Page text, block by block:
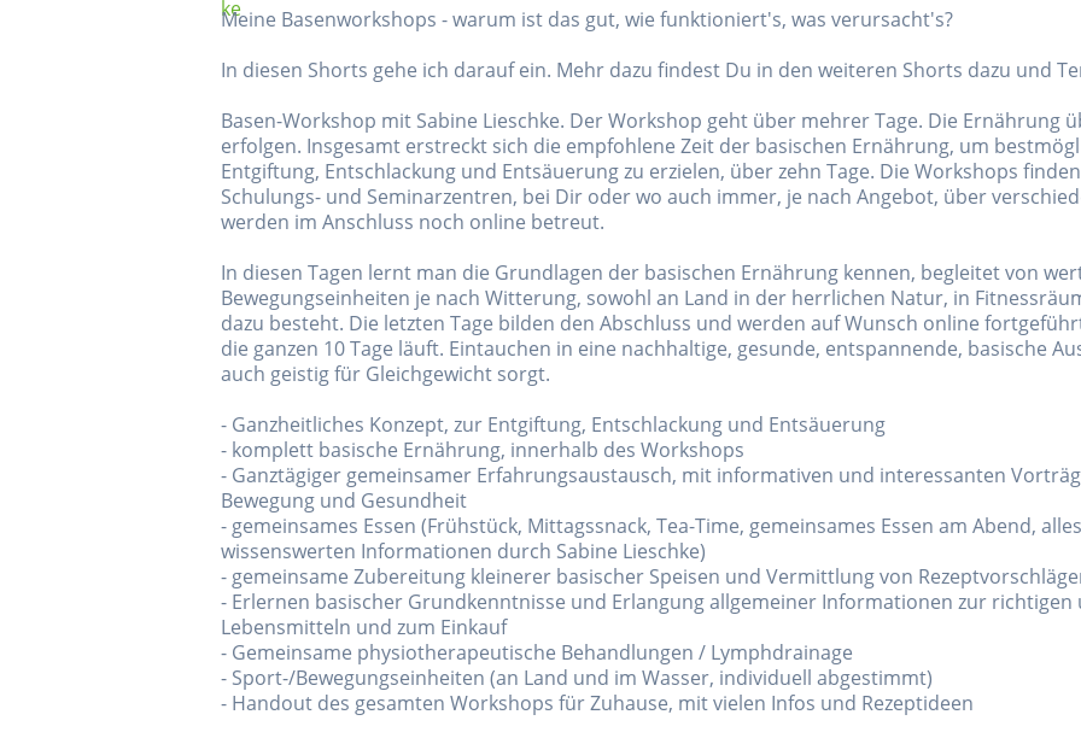
Meine Basenworkshops - warum ist das gut, wie funktioniert's, was verursacht's?
In diesen Shorts gehe ich darauf ein. Mehr dazu findest Du in den weiteren Shorts dazu und
Basen-Workshop mit Sabine Lieschke. Der Workshop geht über mehrer Tage. Die Ernährung
erfolgen. Insgesamt erstreckt sich die empfohlene Zeit der basischen Ernährung, um
Entgiftung, Entschlackung und Entsäuerung zu erzielen, über zehn Tage. Die Workshops
Schulungs- und Seminarzentren, bei Dir oder wo auch immer, je nach Angebot, über
werden im Anschluss noch online betreut.
In diesen Tagen lernt man die Grundlagen der basischen Ernährung kennen, begleitet von
Bewegungseinheiten je nach Witterung, sowohl an Land in der herrlichen Natur, in
dazu besteht. Die letzten Tage bilden den Abschluss und werden auf Wunsch online
die ganzen 10 Tage läuft. Eintauchen in eine nachhaltige, gesunde, entspannende, basische
auch geistig für Gleichgewicht sorgt.
- Ganzheitliches Konzept, zur Entgiftung, Entschlackung und Entsäuerung
- komplett basische Ernährung, innerhalb des Workshops
- Ganztägiger gemeinsamer Erfahrungsaustausch, mit informativen und interessanten
Bewegung und Gesundheit
- gemeinsames Essen (Frühstück, Mittagssnack, Tea-Time, gemeinsames Essen am Abend,
wissenswerten Informationen durch Sabine Lieschke)
- gemeinsame Zubereitung kleinerer basischer Speisen und Vermittlung von
- Erlernen basischer Grundkenntnisse und Erlangung allgemeiner Informationen zur
Lebensmitteln und zum Einkauf
- Gemeinsame physiotherapeutische Behandlungen / Lymphdrainage
- Sport-/Bewegungseinheiten (an Land und im Wasser, individuell abgestimmt)
- Handout des gesamten Workshops für Zuhause, mit vielen Infos und Rezeptideen